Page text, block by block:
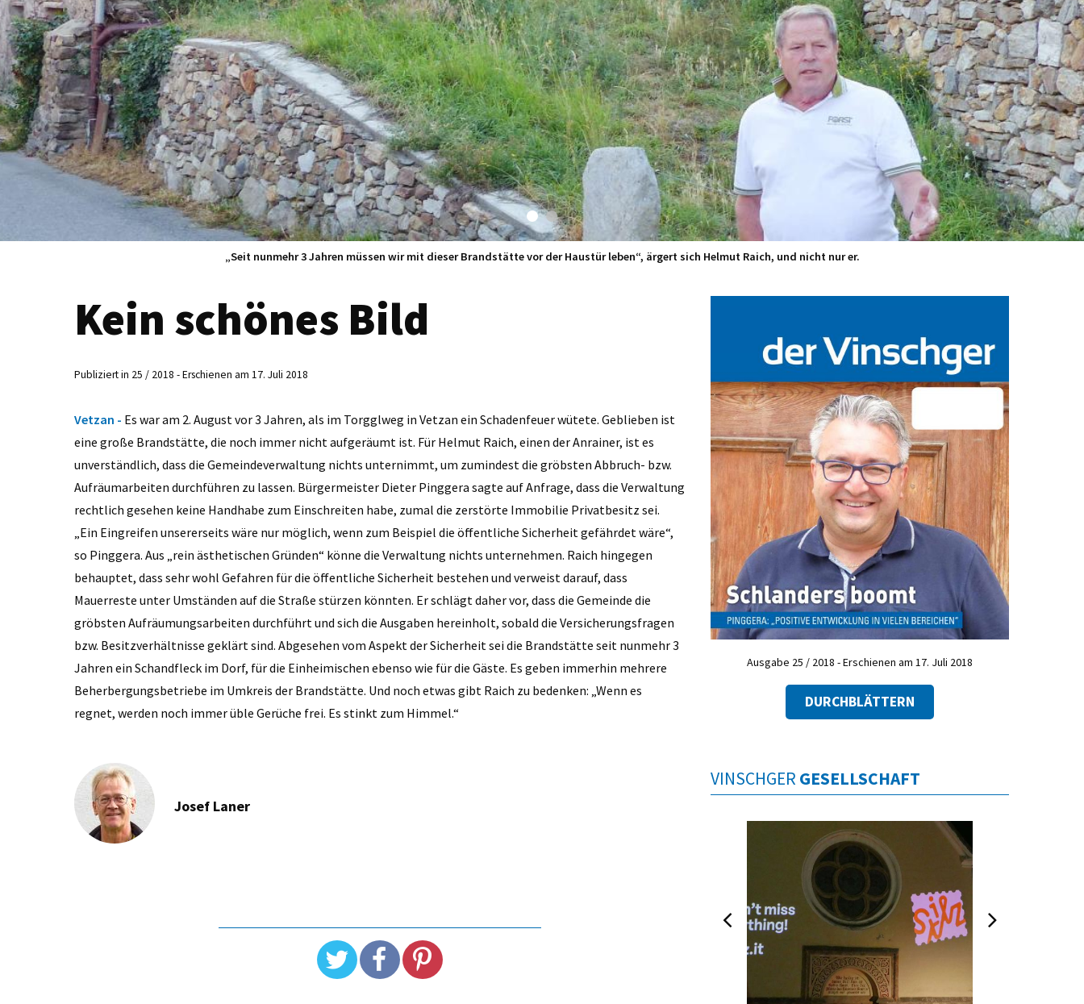
„Seit nunmehr 3 Jahren müssen wir mit dieser Brandstätte vor der Haustür leben“, ärgert sich Helmut Raich, und nicht nur er.
Kein schönes Bild
Publiziert in 25 / 2018 - Erschienen am 17. Juli 2018
Vetzan - Es war am 2. August vor 3 Jahren, als im Torgglweg in Vetzan ein Schadenfeuer wütete. Geblieben ist
eine große Brandstätte, die noch immer nicht aufgeräumt ist. Für Helmut Raich, einen der Anrainer, ist es
unverständlich, dass die Gemeindeverwaltung nichts unternimmt, um zumindest die gröbsten Abbruch- bzw.
Aufräumarbeiten durchführen zu lassen. Bürgermeister Dieter Pinggera sagte auf Anfrage, dass die Verwaltung
rechtlich gesehen keine Handhabe zum Einschreiten habe, zumal die zerstörte Immobilie Privatbesitz sei.
„Ein Eingreifen unsererseits wäre nur möglich, wenn zum Beispiel die öffentliche Sicherheit gefährdet wäre“,
so Pinggera. Aus „rein ästhetischen Gründen“ könne die Verwaltung nichts unternehmen. Raich hingegen
behauptet, dass sehr wohl Gefahren für die öffentliche Sicherheit bestehen und verweist darauf, dass
Mauerreste unter Umständen auf die Straße stürzen könnten. Er schlägt daher vor, dass die Gemeinde die
gröbsten Aufräumungsarbeiten durchführt und sich die Ausgaben hereinholt, sobald die Versicherungsfragen
bzw. Besitzverhältnisse geklärt sind. Abgesehen vom Aspekt der Sicherheit sei die Brandstätte seit nunmehr 3
Jahren ein Schandfleck im Dorf, für die Einheimischen ebenso wie für die Gäste. Es geben immerhin mehrere
Beherbergungsbetriebe im Umkreis der Brandstätte. Und noch etwas gibt Raich zu bedenken: „Wenn es
regnet, werden noch immer üble Gerüche frei. Es stinkt zum Himmel.“
Josef Laner
Ausgabe 25 / 2018 - Erschienen am 17. Juli 2018
DURCHBLÄTTERN
VINSCHGER GESELLSCHAFT